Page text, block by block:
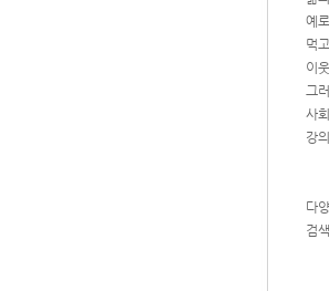
예
먹
이
그
사
강
다
검